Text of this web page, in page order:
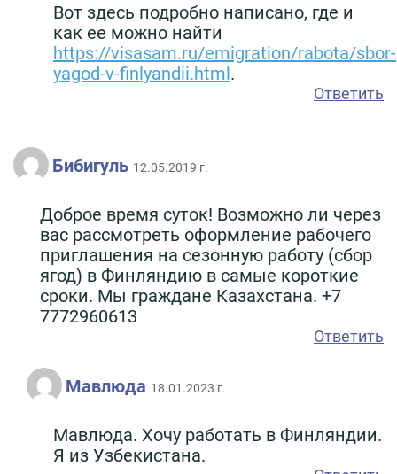
Вот здесь подробно написано, где и
как ее можно найти
https://visasam.ru/emigration/rabota/sbor-
yagod-v-finlyandii.html.
Ответить
Бибигуль 12.05.2019 г.
Доброе время суток! Возможно ли через
вас рассмотреть оформление рабочего
приглашения на сезонную работу (сбор
ягод) в Финляндию в самые короткие
сроки. Мы граждане Казахстана. +7
7772960613
Ответить
Мавлюда 18.01.2023 г.
Мавлюда. Хочу работать в Финляндии.
Я из Узбекистана.